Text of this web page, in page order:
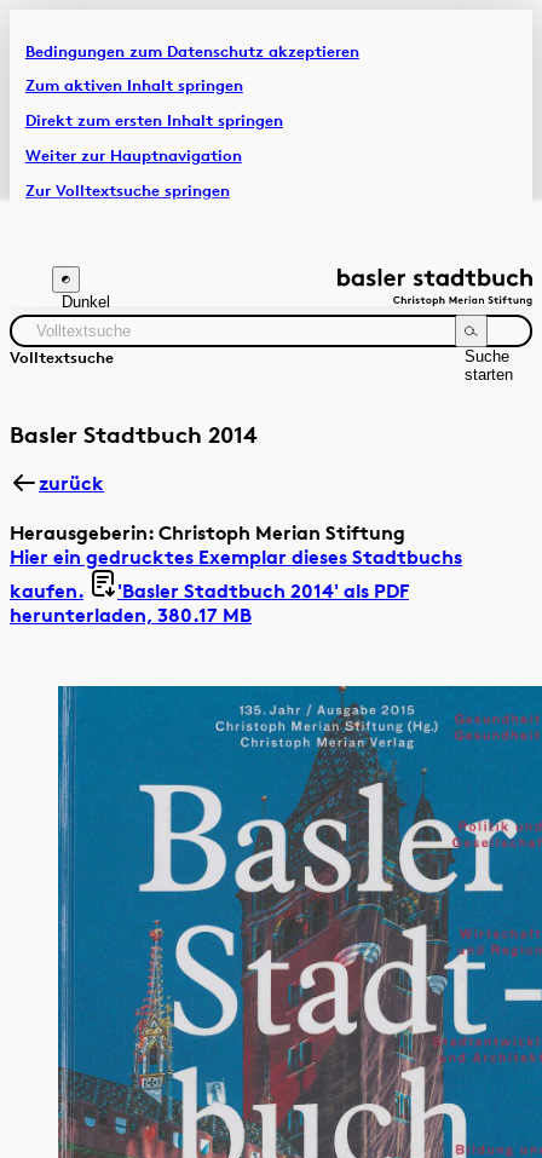
Bedingungen zum Datenschutz akzeptieren
Zum aktiven Inhalt springen
Direkt zum ersten Inhalt springen
Weiter zur Hauptnavigation
Zur Volltextsuche springen
Artikel & Dossiers
Chronik
Dunkel
Volltextsuche
Suche
starten
Zeitraum Autor:in
Basler Stadtbuch 2014
zurück
Herausgeberin: Christoph Merian Stiftung
Hier ein gedrucktes Exemplar dieses Stadtbuchs
kaufen.
'Basler Stadtbuch 2014' als PDF
herunterladen, 380.17 MB